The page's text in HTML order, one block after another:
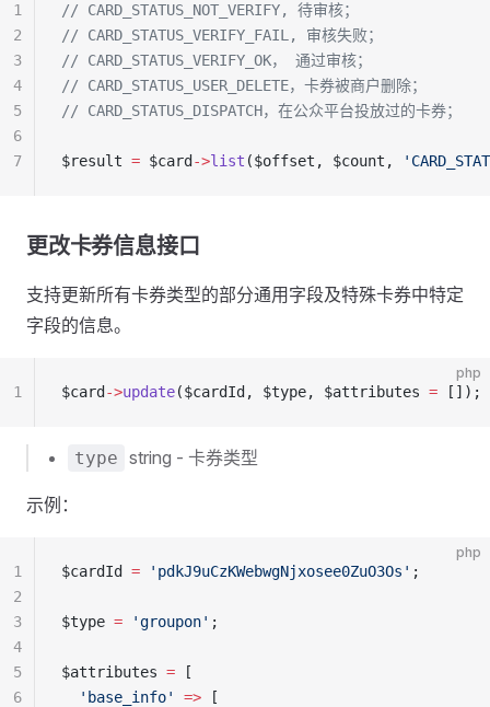
// CARD_STATUS_NOT_VERIFY, 待审核；
// CARD_STATUS_VERIFY_FAIL, 审核失败；
// CARD_STATUS_VERIFY_OK， 通过审核；
// CARD_STATUS_USER_DELETE，卡券被商户删除；
// CARD_STATUS_DISPATCH，在公众平台投放过的卡券；
$result = $card ->list ($offset, $count,
1
2
3
4
5
6
7
更改卡券信息接口
支持更新所有卡券类型的部分通用字段及特殊卡券中特定
字段的信息。
php
$card ->update($cardId, $type, $attributes = []);
1
type string - 卡券类型
示例：
php
$cardId = 'pdkJ9uCzKWebwgNjxosee0ZuO3Os' ;
$type = 'groupon' ;
$attributes = [
  'base_info'
=> [
1
2
3
4
5
6